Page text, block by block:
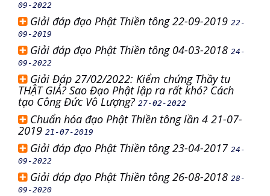
09-2022
Giải đáp đạo Phật Thiền tông 22-09-2019 22-
09-2019
Giải đáp đạo Phật Thiền tông 04-03-2018 24-
09-2022
Giải Đáp 27/02/2022: Kiểm chứng Thầy tu
THẬT GIẢ? Sao Đạo Phật lập ra rất khó? Cách
tạo Công Đức Vô Lượng? 27-02-2022
Chuẩn hóa đạo Phật Thiền tông lần 4 21-07-
2019 21-07-2019
Giải đáp đạo Phật Thiền tông 23-04-2017 24-
09-2022
Giải đáp đạo Phật Thiền tông 26-08-2018 28-
09-2020